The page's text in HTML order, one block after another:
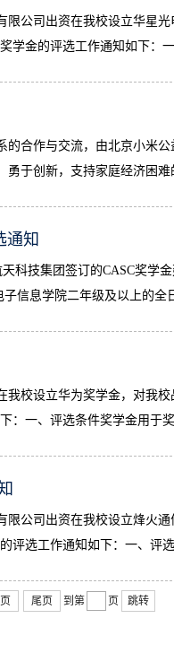
公司出资在我校设立华星
学金的评选工作通知如下：
合作与交流，由北京小米
于创新，支持家庭经济困
通知
科技集团签订的CASC奖学金
信息学院二年级及以上的全
校设立华为奖学金，对我
：一、评选条件奖学金用于
公司出资在我校设立烽火
评选工作通知如下：一、评
页 尾页 到第 页 跳转